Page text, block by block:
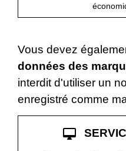
Vous devez
données des
interdit d'utiliser un
enregistré comme
desktop_mac